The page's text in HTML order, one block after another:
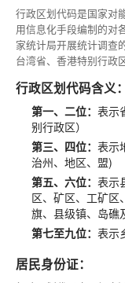
行政区划代码是国家对
用信息化手段编制的对
家统计局开展统计调查
台湾省、香港特别行政
行政区划代码含义：
第一、二位： 表示
别行政区）
第三、四位： 表示
治州、地区、盟)
第五、六位： 表示
区、矿区、工矿区
旗、县级镇、岛礁
第七至九位： 表示
居民身份证：